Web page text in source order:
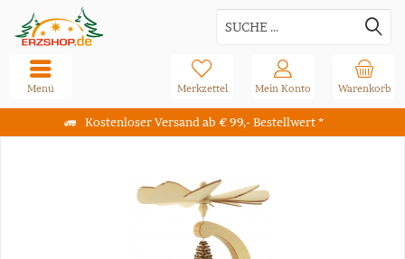
Kostenloser Versand ab € 99,- Bestellwert *
Warenkorb
Merkzettel Mein Konto
Menü